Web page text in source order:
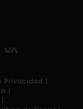
Privacidad |
|